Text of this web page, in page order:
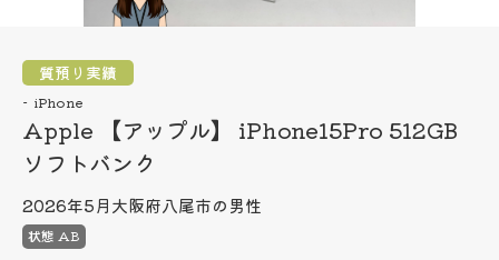
質預り実績
iPhone
Apple 【アップル】 iPhone15Pro 512GB
ソフトバンク
2026年5月大阪府八尾市の男性
状態 AB